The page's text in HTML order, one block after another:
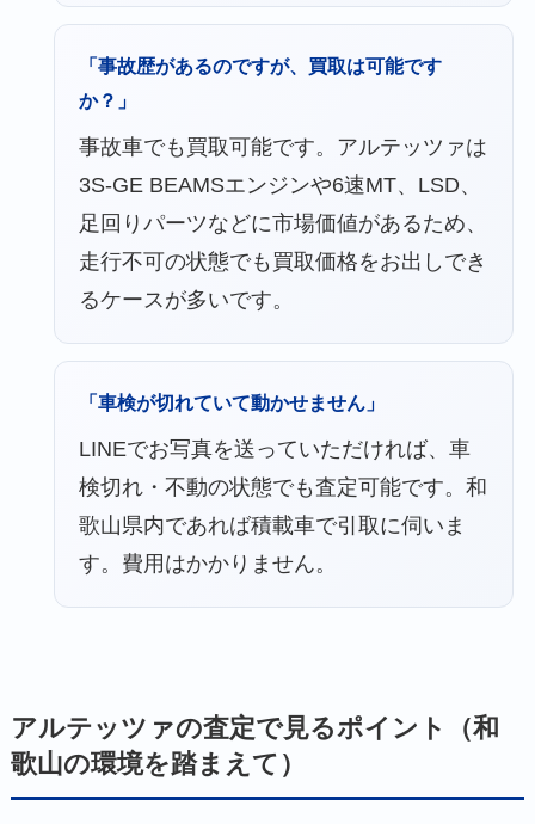
「事故歴があるのですが、買取は可能です
か？」
事故車でも買取可能です。アルテッツァは
3S-GE BEAMSエンジンや6速MT、LSD、
足回りパーツなどに市場価値があるため、
走行不可の状態でも買取価格をお出しでき
るケースが多いです。
「車検が切れていて動かせません」
LINEでお写真を送っていただければ、車
検切れ・不動の状態でも査定可能です。和
歌山県内であれば積載車で引取に伺いま
す。費用はかかりません。
アルテッツァの査定で見るポイント（和
歌山の環境を踏まえて）